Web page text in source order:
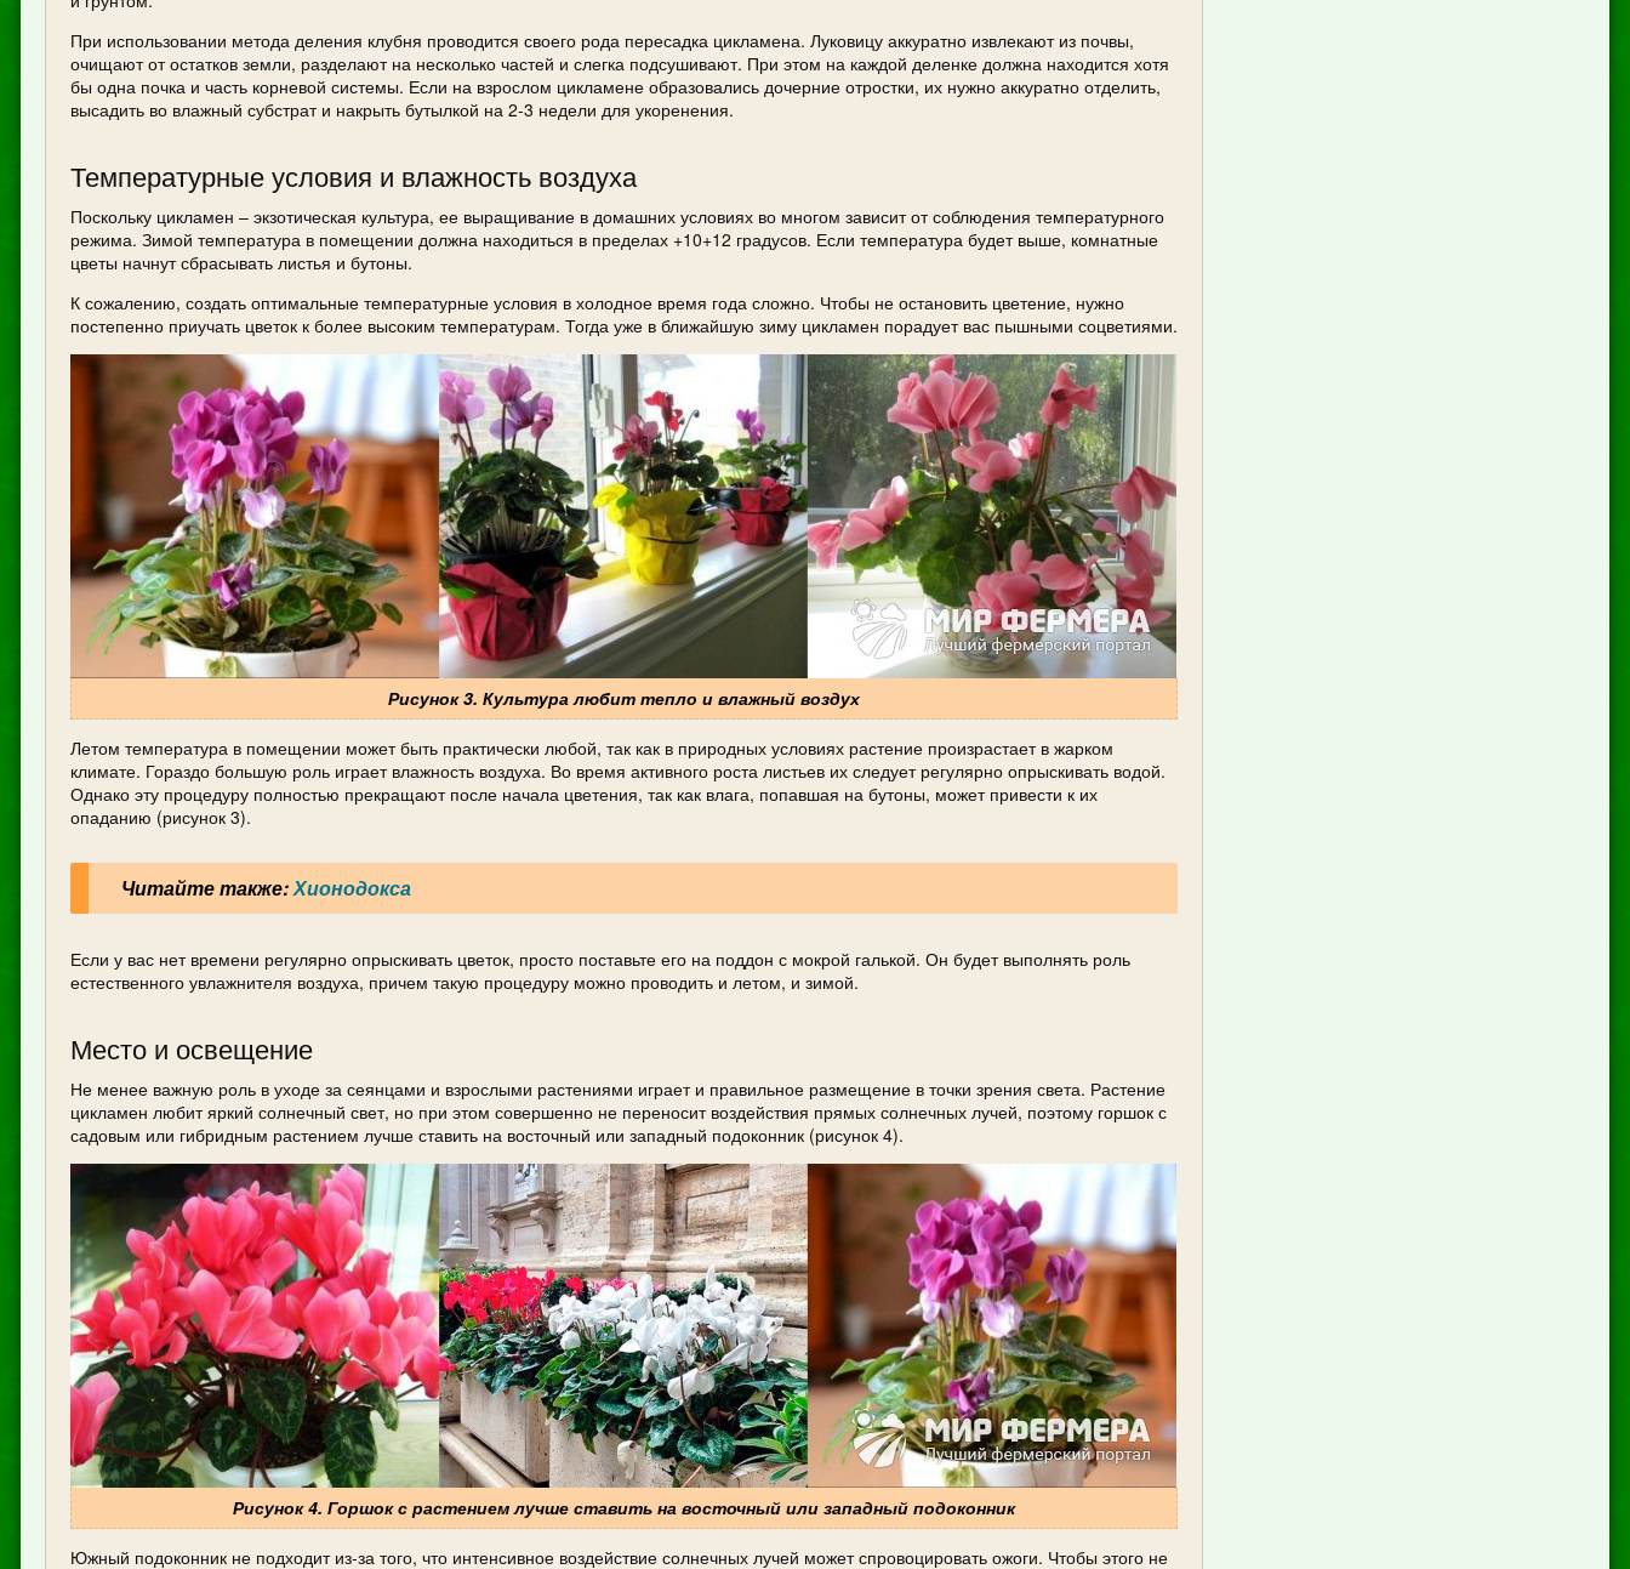
При использовании метода деления клубня проводится своего рода пересадка цикламена. Луковицу аккуратно извлекают из почвы,
очищают от остатков земли, разделают на несколько частей и слегка подсушивают. При этом на каждой деленке должна находится хотя
бы одна почка и часть корневой системы. Если на взрослом цикламене образовались дочерние отростки, их нужно аккуратно отделить,
высадить во влажный субстрат и накрыть бутылкой на 2-3 недели для укоренения.
Температурные условия и влажность воздуха
Поскольку цикламен – экзотическая культура, ее выращивание в домашних условиях во многом зависит от соблюдения температурного
режима. Зимой температура в помещении должна находиться в пределах +10+12 градусов. Если температура будет выше, комнатные
цветы начнут сбрасывать листья и бутоны.
К сожалению, создать оптимальные температурные условия в холодное время года сложно. Чтобы не остановить цветение, нужно
постепенно приучать цветок к более высоким температурам. Тогда уже в ближайшую зиму цикламен порадует вас пышными соцветиями.
Рисунок 3. Культура любит тепло и влажный воздух
Летом температура в помещении может быть практически любой, так как в природных условиях растение произрастает в жарком
климате. Гораздо большую роль играет влажность воздуха. Во время активного роста листьев их следует регулярно опрыскивать водой.
Однако эту процедуру полностью прекращают после начала цветения, так как влага, попавшая на бутоны, может привести к их
опаданию (рисунок 3).
Читайте также:Хионодокса
Если у вас нет времени регулярно опрыскивать цветок, просто поставьте его на поддон с мокрой галькой. Он будет выполнять роль
естественного увлажнителя воздуха, причем такую процедуру можно проводить и летом, и зимой.
Место и освещение
Не менее важную роль в уходе за сеянцами и взрослыми растениями играет и правильное размещение в точки зрения света. Растение
цикламен любит яркий солнечный свет, но при этом совершенно не переносит воздействия прямых солнечных лучей, поэтому горшок с
садовым или гибридным растением лучше ставить на восточный или западный подоконник (рисунок 4).
Рисунок 4. Горшок с растением лучше ставить на восточный или западный подоконник
Южный подоконник не подходит из-за того, что интенсивное воздействие солнечных лучей может спровоцировать ожоги. Чтобы этого не